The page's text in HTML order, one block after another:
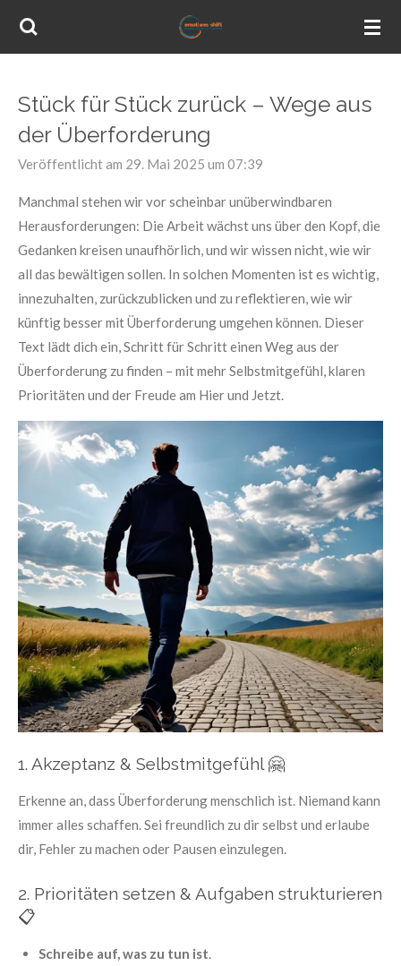
Zum
Stück für Stück zurück – Wege aus
der Überforderung
Veröffentlicht am 29. Mai 2025 um 07:39
Manchmal stehen wir vor scheinbar unüberwindbaren
Herausforderungen: Die Arbeit wächst uns über den Kopf, die
Gedanken kreisen unaufhörlich, und wir wissen nicht, wie wir
all das bewältigen sollen. In solchen Momenten ist es wichtig,
innezuhalten, zurückzublicken und zu reflektieren, wie wir
künftig besser mit Überforderung umgehen können. Dieser
Text lädt dich ein, Schritt für Schritt einen Weg aus der
Überforderung zu finden – mit mehr Selbstmitgefühl, klaren
Prioritäten und der Freude am Hier und Jetzt.
1. Akzeptanz & Selbstmitgefühl 🤗
Erkenne an, dass Überforderung menschlich ist. Niemand kann
immer alles schaffen. Sei freundlich zu dir selbst und erlaube
dir, Fehler zu machen oder Pausen einzulegen.
2. Prioritäten setzen & Aufgaben strukturieren
📋
Schreibe auf, was zu tun ist.